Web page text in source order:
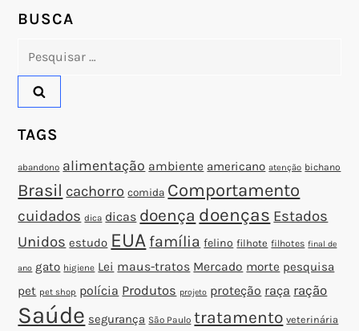
e
P
o
s
t
BUSCA
Pesquisar
TAGS
abandono alimentação ambiente americano atenção bichano
Brasil cachorro comida Comportamento
cuidados dica dicas doença doenças Estados
Unidos estudo EUA família felino filhote filhotes final de
ano gato higiene Lei maus-tratos Mercado morte pesquisa
pet pet shop polícia Produtos projeto proteção raça ração
Saúde segurança São Paulo tratamento veterinária